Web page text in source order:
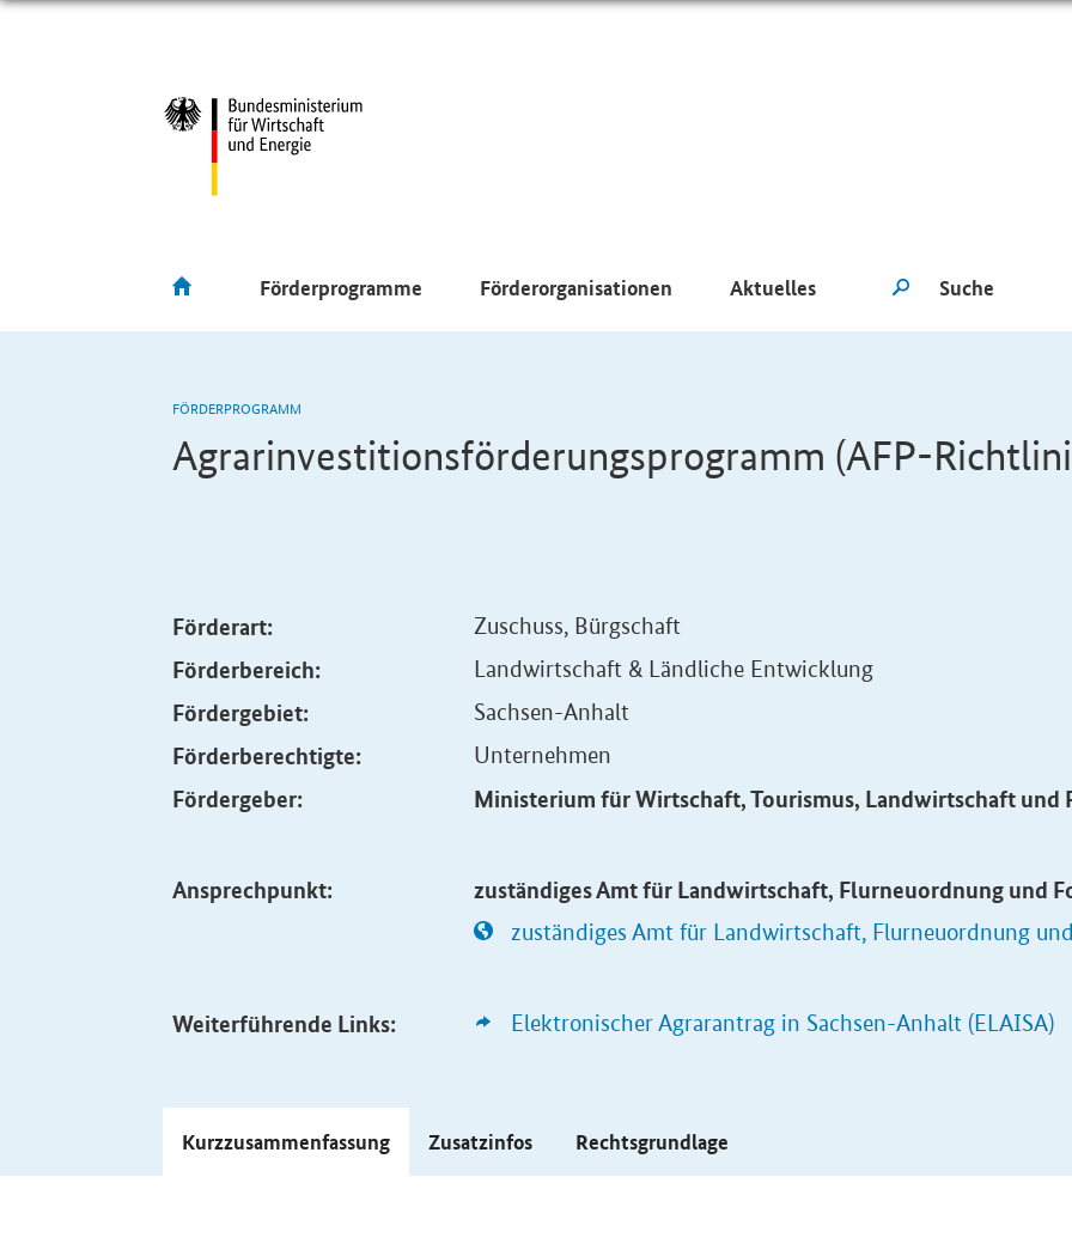
Förderprogramme Förderorganisationen Aktuelles
FÖRDERPROGRAMM
Agrarinvestitionsförderungsprogramm (AFP-
Förderart: Zuschuss, Bürgschaft
Förderbereich: Landwirtschaft & Ländliche Entwicklung
Fördergebiet: Sachsen-Anhalt
Förderberechtigte: Unternehmen
Fördergeber: Ministerium für Wirtschaft, Tourismus, Landwirtschaft und
Ansprechpunkt: zuständiges Amt für Landwirtschaft, Flurneuordnung und
zuständiges Amt für Landwirtschaft, Flurneuordnung
Weiterführende Links: Elektronischer Agrarantrag in Sachsen-Anhalt (ELAISA)
Kurzzusammenfassung Zusatzinfos Rechtsgrundlage